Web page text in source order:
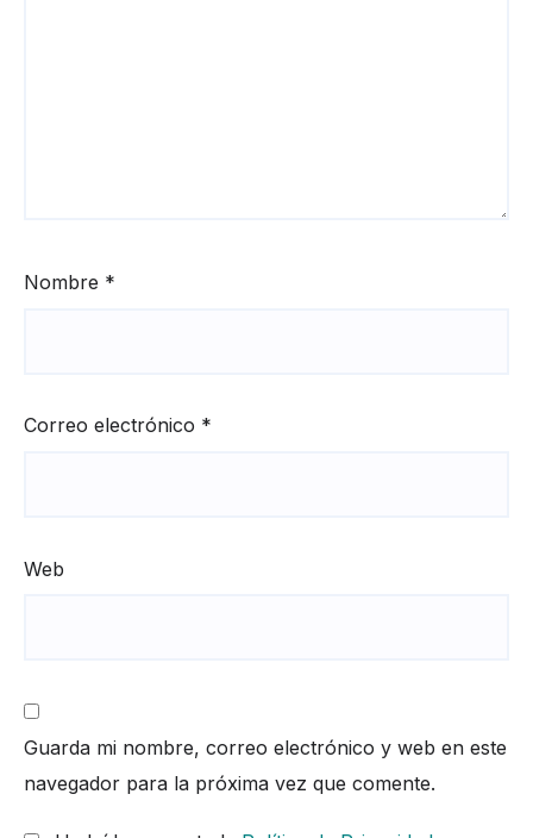
Nombre *
Correo electrónico *
Web
Guarda mi nombre, correo electrónico y web en este
navegador para la próxima vez que comente.